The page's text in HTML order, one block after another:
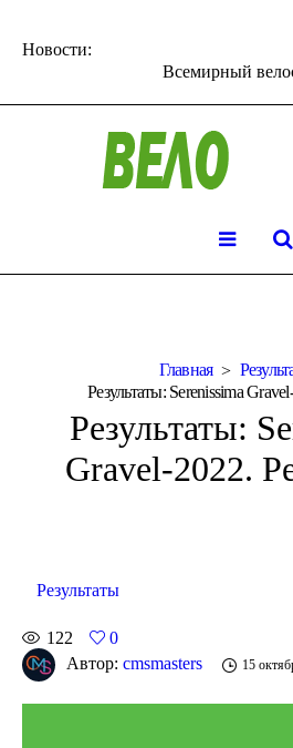
Новости:
Всемирный
Главная
Результаты: Serenissima
Результаты:
Gravel-2022.
Результаты
122
0
Автор: cmsmasters 15